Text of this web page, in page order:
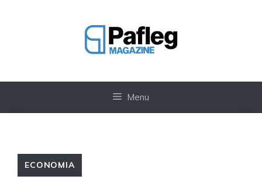
Menu
ECONOMIA